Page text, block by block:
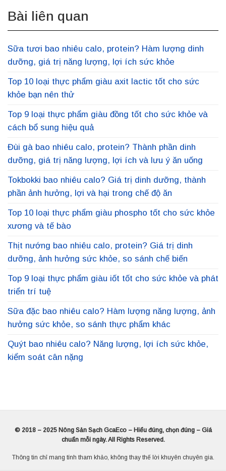
Bài liên quan
Sữa tươi bao nhiêu calo, protein? Hàm lượng dinh
dưỡng, giá trị năng lượng, lợi ích sức khỏe
Top 10 loại thực phẩm giàu axit lactic tốt cho sức
khỏe bạn nên thử
Top 9 loại thực phẩm giàu đồng tốt cho sức khỏe và
cách bổ sung hiệu quả
Đùi gà bao nhiêu calo, protein? Thành phần dinh
dưỡng, giá trị năng lượng, lợi ích và lưu ý ăn uống
Tokbokki bao nhiêu calo? Giá trị dinh dưỡng, thành
phần ảnh hưởng, lợi và hại trong chế độ ăn
Top 10 loại thực phẩm giàu phospho tốt cho sức khỏe
xương và tế bào
Thịt nướng bao nhiêu calo, protein? Giá trị dinh
dưỡng, ảnh hưởng sức khỏe, so sánh chế biến
Top 9 loại thực phẩm giàu iốt tốt cho sức khỏe và phát
triển trí tuệ
Sữa đặc bao nhiêu calo? Hàm lượng năng lượng, ảnh
hưởng sức khỏe, so sánh thực phẩm khác
Quýt bao nhiêu calo? Năng lượng, lợi ích sức khỏe,
kiểm soát cân nặng
© 2018 – 2025 Nông Sản Sạch GcaEco – Hiểu đúng, chọn đúng – Giá
chuẩn mỗi ngày. All Rights Reserved.
Thông tin chỉ mang tính tham khảo, không thay thế lời khuyên chuyên gia.